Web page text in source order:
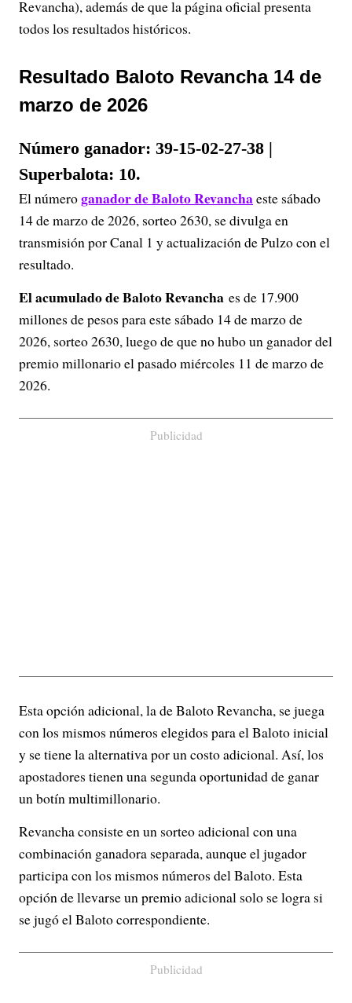
Revancha), además de que la página oficial presenta
todos los resultados históricos.
Resultado Baloto Revancha 14 de
marzo de 2026
Número ganador: 39-15-02-27-38 |
Superbalota: 10.
El númeroganador de Baloto Revanchaeste sábado
14 de marzo de 2026, sorteo 2630, se divulga en
transmisión por Canal 1 y actualización de Pulzo con el
resultado.
El acumulado de Baloto Revancha es de 17.900
millones de pesos para este sábado 14 de marzo de
2026, sorteo 2630, luego de que no hubo un ganador del
premio millonario el pasado miércoles 11 de marzo de
2026.
Publicidad
Esta opción adicional, la de Baloto Revancha, se juega
con los mismos números elegidos para el Baloto inicial
y se tiene la alternativa por un costo adicional. Así, los
apostadores tienen una segunda oportunidad de ganar
un botín multimillonario.
Revancha consiste en un sorteo adicional con una
combinación ganadora separada, aunque el jugador
participa con los mismos números del Baloto. Esta
opción de llevarse un premio adicional solo se logra si
se jugó el Baloto correspondiente.
Publicidad